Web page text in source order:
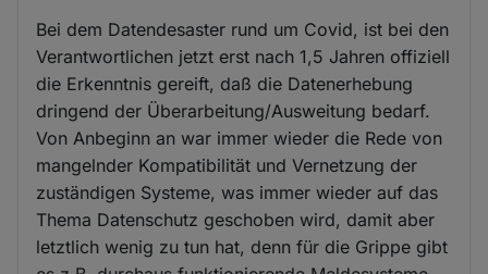
Bei dem Datendesaster rund um Covid, ist bei den
Verantwortlichen jetzt erst nach 1,5 Jahren offiziell
die Erkenntnis gereift, daß die Datenerhebung
dringend der Überarbeitung/Ausweitung bedarf.
Von Anbeginn an war immer wieder die Rede von
mangelnder Kompatibilität und Vernetzung der
zuständigen Systeme, was immer wieder auf das
Thema Datenschutz geschoben wird, damit aber
letztlich wenig zu tun hat, denn für die Grippe gibt